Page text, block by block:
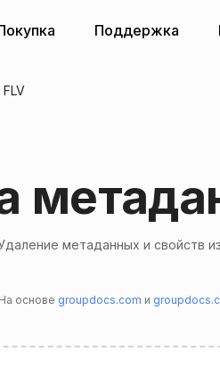
Поддержка
метаданных и свойств
На основе groupdocs.com и